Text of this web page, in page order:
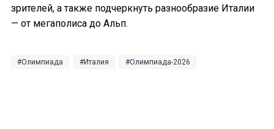
зрителей, а также подчеркнуть разнообразие Италии
— от мегаполиса до Альп.
Олимпиада Италия Олимпиада-2026